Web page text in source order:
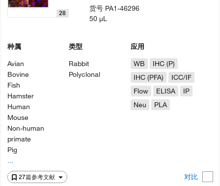
27篇参考文献 对比
28
种属
Avian
Bovine
Fish
Hamster
Human
Mouse
Non-human
primate
Pig
...
类型
Rabbit
Polyclonal
应用
WB
IHC (P)
IHC (PFA)
ICC/IF
Flow
ELISA
IP
Neu
PLA
货号 PA1-46296
50 µL